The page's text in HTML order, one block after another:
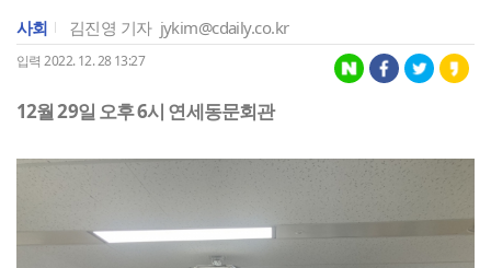
사회 김진영 기자 jykim@cdaily.co.kr
입력 2022. 12. 28 13:27
12월 29일 오후 6시 연세동문회관